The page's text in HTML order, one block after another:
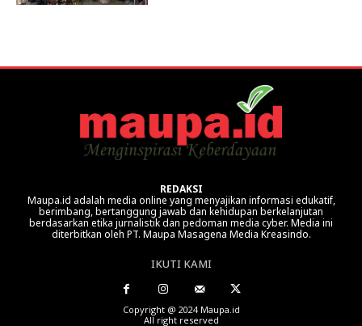
REDAKSI
Maupa.id adalah media online yang menyajikan informasi edukatif,
berimbang, bertanggung jawab dan kehidupan berkelanjutan
berdasarkan etika jurnalistik dan pedoman media cyber. Media ini
diterbitkan oleh PT. Maupa Masagena Media Kreasindo.
IKUTI KAMI
Copyright @ 2024 Maupa.id
All right reserved